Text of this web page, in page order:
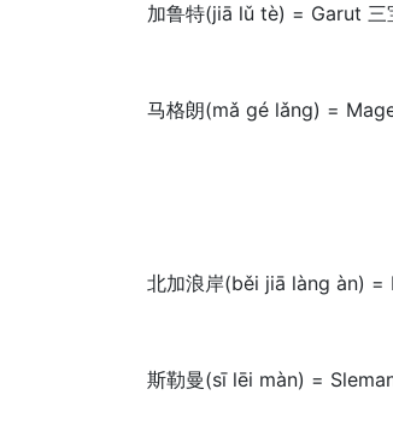
加鲁特(jiā lǔ tè) = Garut
马格朗(mǎ gé lǎng) =
北加浪岸(běi jiā làng àn)
斯勒曼(sī lēi màn) =